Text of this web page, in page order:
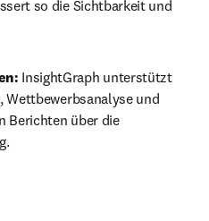
so die Sichtbarkeit und
InsightGraph unterstützt
und
Berichten über die